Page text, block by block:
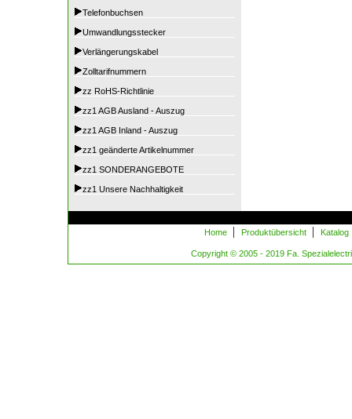
Telefonbuchsen
Umwandlungsstecker
Verlängerungskabel
Zolltarifnummern
zz RoHS-Richtlinie
zz1 AGB Ausland - Auszug
zz1 AGB Inland - Auszug
zz1 geänderte Artikelnummer
zz1 SONDERANGEBOTE
zz1 Unsere Nachhaltigkeit
Home | Produktübersicht | Katalog
Copyright © 2005 - 2019 Fa.